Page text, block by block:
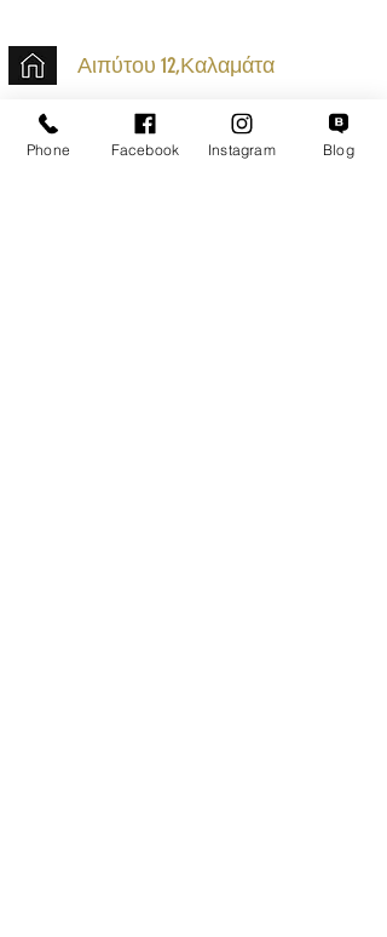
Αιπύτου 12,Καλαμάτα
+30 2721020701
k.mouzos.wix@gmail.com
Phone Facebook Instagram Blog